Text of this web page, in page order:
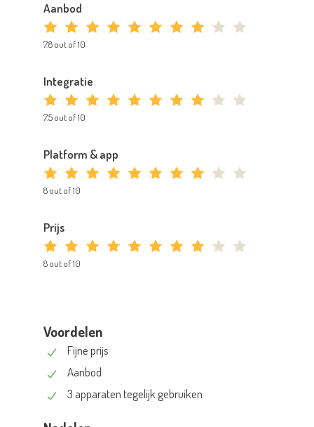
Aanbod
7.8 out of 10
Integratie
7.5 out of 10
Platform & app
8 out of 10
Prijs
8 out of 10
Voordelen
Fijne prijs
Aanbod
3 apparaten tegelijk gebruiken